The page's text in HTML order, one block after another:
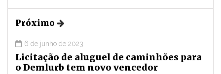
Próximo
6 de junho de 2023
Licitação de aluguel de caminhões para
o Demlurb tem novo vencedor